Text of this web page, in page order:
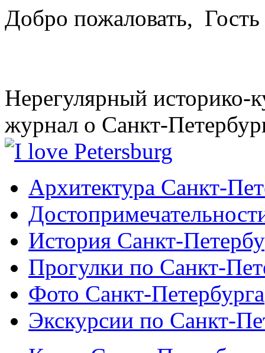
Добро пожаловать, Гость
Нерегулярный историко-
журнал о Санкт-
Архитектура Санкт-
История Санкт-
Прогулки по Санкт-
Фото Санкт-Петербурга
Экскурсии по Санкт-